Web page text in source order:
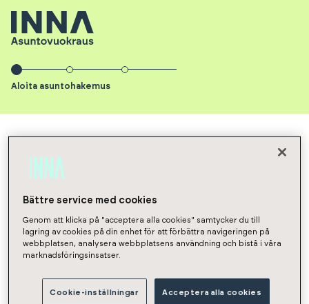
Aloita asuntohakemus
INNA Asuntovuokraus
Aloita
asuntohakemus
Vuokrasopimuksen aloituspäivä
Bättre service med cookies
Genom att klicka på "acceptera alla cookies" samtycker du till
lagring av cookies på din enhet för att förbättra navigeringen på
webbplatsen, analysera webbplatsens användning och bistå i våra
marknadsföringsinsatser.
Cookie-inställningar Acceptera alla cookies